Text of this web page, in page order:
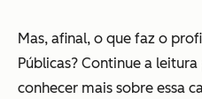
Mas, afinal, o que faz o
Públicas? Continue a
conhecer mais sobre essa